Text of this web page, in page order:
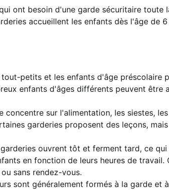
ont besoin d'une garde sécuritaire toute
accueillent les enfants dès l'âge de
tout-petits et les enfants d'âge préscolaire
enfants d'âges différents peuvent être
concentre sur l'alimentation, les siestes,
garderies proposent des leçons,
ouvrent tôt et ferment tard, ce
en fonction de leurs heures de travail.
sans rendez-vous.
sont généralement formés à la garde et